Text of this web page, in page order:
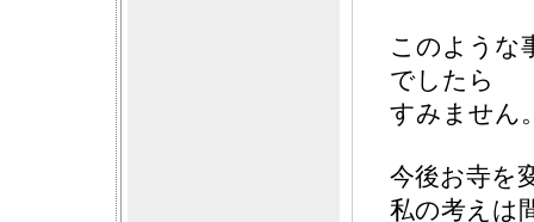
このような
でしたら
すみません
今後お寺を
私の考えは